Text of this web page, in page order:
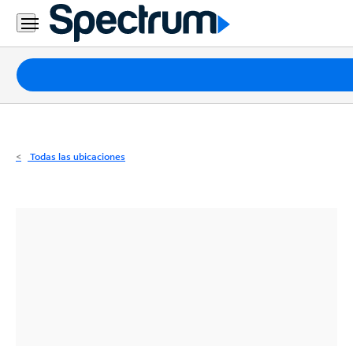
Residencial
Business
Paquetes
Internet
Todas las ubicaciones